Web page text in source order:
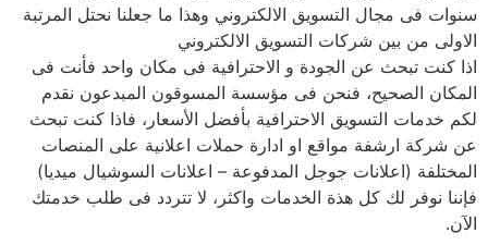
سنوات فى مجال التسويق الالكتروني وهذا ما جعلنا نحتل المرتبة
الاولى من بين شركات التسويق الالكتروني
اذا كنت تبحث عن الجودة و الاحترافية فى مكان واحد فأنت فى
المكان الصحيح، فنحن فى مؤسسة المسوقون المبدعون نقدم
لكم خدمات التسويق الاحترافية بأفضل الأسعار، فاذا كنت تبحث
عن شركة ارشفة مواقع او ادارة حملات اعلانية على المنصات
المختلفة (اعلانات جوجل المدفوعة – اعلانات السوشيال ميديا)
فإننا نوفر لك كل هذة الخدمات واكثر، لا تتردد فى طلب خدمتك
الآن.